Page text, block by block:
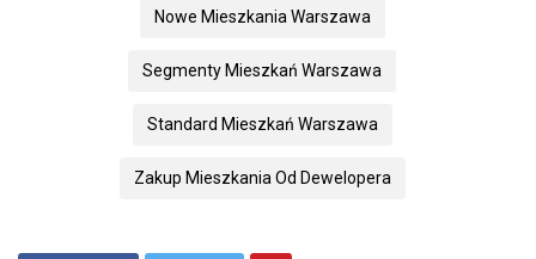
Nowe Mieszkania Warszawa
Segmenty Mieszkań Warszawa
Standard Mieszkań Warszawa
Zakup Mieszkania Od Dewelopera